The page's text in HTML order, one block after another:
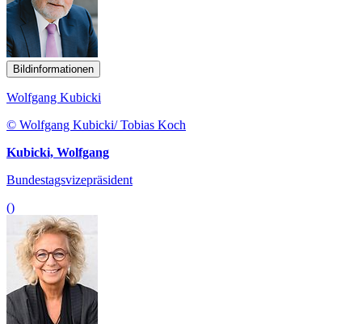
Bildinformationen
Wolfgang Kubicki
© Wolfgang Kubicki/ Tobias Koch
Kubicki, Wolfgang
Bundestagsvizepräsident
()